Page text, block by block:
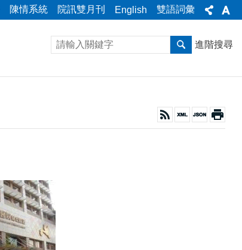
陳情系統 院訊雙月刊 English 雙語詞彙
進階搜尋